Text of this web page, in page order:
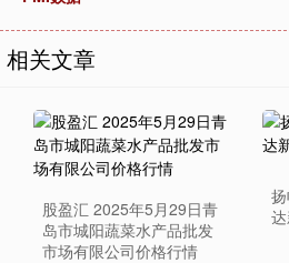
相关文章
股盈汇 2025年5月29日青
岛市城阳蔬菜水产品批发
市场有限公司价格行情